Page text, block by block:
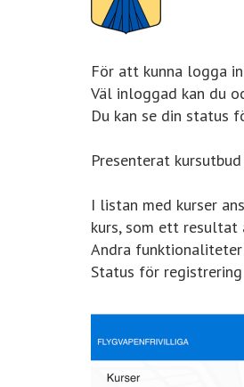
För att kunna logga
Väl inloggad kan du
Du kan se din status
Presenterat
I listan med kurser
kurs, som ett resultat
Andra funktionaliteter
Status för